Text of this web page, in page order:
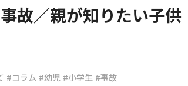
故／親が知りたい子供
#コラム #幼児 #小学生 #事故